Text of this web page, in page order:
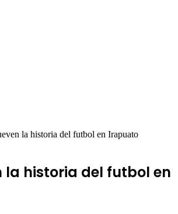
la historia del futbol en Irapuato
la historia del futbol en